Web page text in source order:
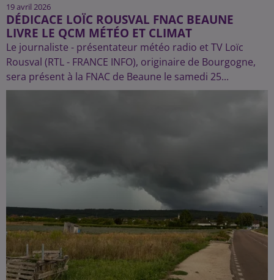
19 avril 2026
DÉDICACE LOÏC ROUSVAL FNAC BEAUNE
LIVRE LE QCM MÉTÉO ET CLIMAT
Le journaliste - présentateur météo radio et TV Loïc
Rousval (RTL - FRANCE INFO), originaire de Bourgogne,
sera présent à la FNAC de Beaune le samedi 25...